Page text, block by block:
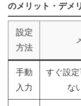
のメリット・デメ
設定
方法
手動
入力
すぐ設
な